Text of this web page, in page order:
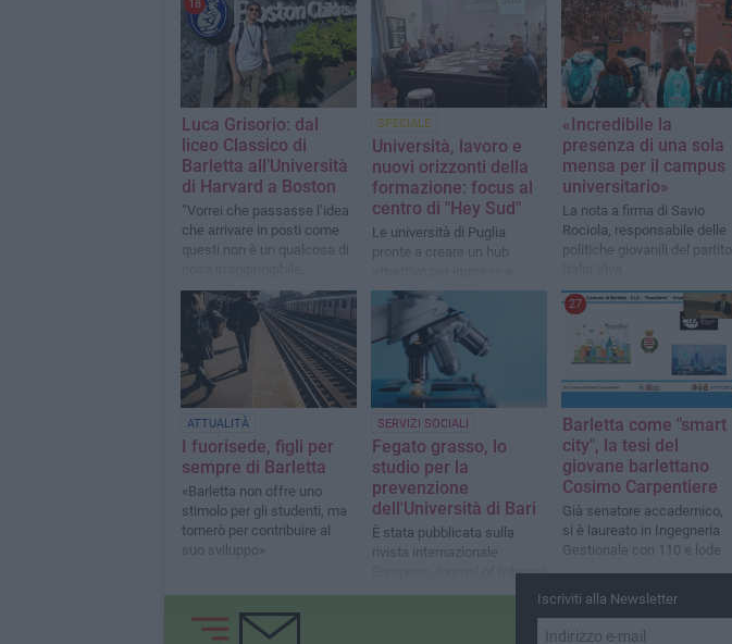
18
Luca Grisorio: dal
liceo Classico di
Barletta all’Università
di Harvard a Boston
“Vorrei che passasse l’idea
che arrivare in posti come
questi non è un qualcosa di
bisogna solo avere tanta
volontà e coraggio”
SPECIALE
Università, lavoro e
nuovi orizzonti della
formazione: focus al
centro di "Hey Sud"
Le università di Puglia
pronte a creare un hub
grandi ricercatori
«Incredibile la
presenza di una sola
mensa per il campus
universitario»
La nota a firma di Savio
Rociola, responsabile delle
politiche giovanili del partito
ATTUALITÀ
I fuorisede, figli per
sempre di Barletta
«Barletta non offre uno
stimolo per gli studenti, ma
tornerò per contribuire al
suo sviluppo»
SERVIZI SOCIALI
Fegato grasso, lo
studio per la
prevenzione
dell'Università di Bari
È stata pubblicata sulla
rivista internazionale
European Journal of Internal
Medicine
27
Barletta come "smart
city", la tesi del
giovane barlettano
Cosimo Carpentiere
Già senatore accademico,
si è laureato in Ingegneria
Gestionale con 110 e lode
Iscriviti alla Newsletter